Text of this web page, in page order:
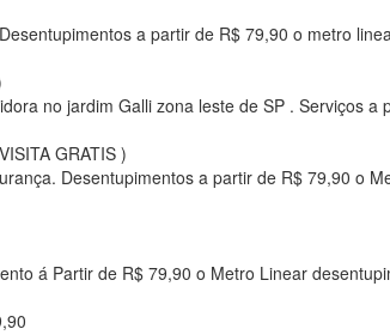
a partir de R$ 79,90 o metro
no jardim Galli zona leste de SP . Serviços a
GRATIS )
Desentupimentos a partir de R$ 79,90 o
á Partir de R$ 79,90 o Metro Linear